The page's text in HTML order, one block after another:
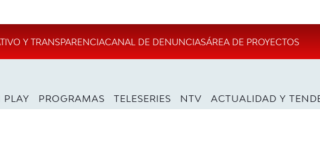
Y TRANSPARENCIACANAL DE DENUNCIASÁREA DE PROYECTOS
PLAY PROGRAMAS TELESERIES NTV ACTUALIDAD Y